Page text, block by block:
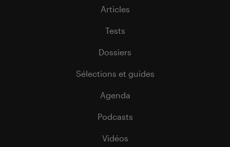
Articles
Tests
Dossiers
Sélections et guides
Agenda
Podcasts
Vidéos